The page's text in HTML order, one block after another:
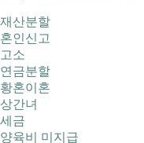
재산분할
혼인신고
고소
연금분할
황혼이혼
상간녀
세금
양육비 미지급